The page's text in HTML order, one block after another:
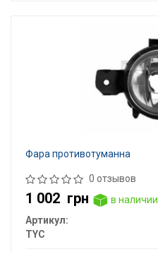
Фара противотуманна
0 отзывов
1 002 грн
в наличии
Артикул:
TYC